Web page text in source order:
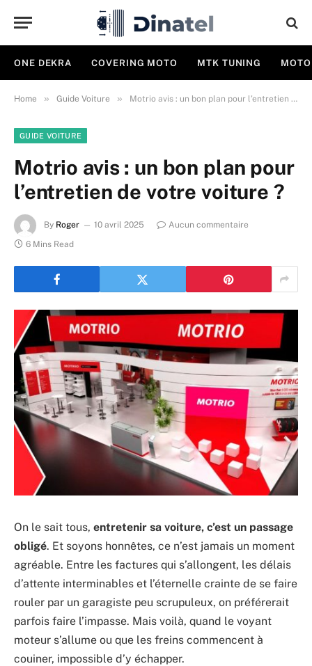
ONE DEKRA COVERING MOTO MTK TUNING
Home » Guide Voiture » Motrio avis : un bon plan pour l’entretien de votre voiture ?
GUIDE VOITURE
Motrio avis : un bon plan pour
l’entretien de votre voiture ?
By Roger 10 avril 2025
Aucun commentaire
6 Mins Read
On le sait tous, entretenir sa voiture, c’est un passage
obligé. Et soyons honnêtes, ce n’est jamais un moment
agréable. Entre les factures qui s’allongent, les délais
d’attente interminables et l’éternelle crainte de se faire
rouler par un garagiste peu scrupuleux, on préférerait
parfois faire l’impasse. Mais voilà, quand le voyant
moteur s’allume ou que les freins commencent à
couiner, impossible d’y échapper.